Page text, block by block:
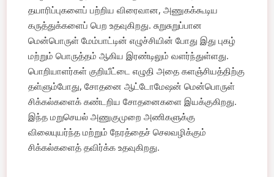
தயாரிப்புகளைப் பற்றிய விரைவான, அணுகக்கூடிய
கருத்துக்களைப் பெற உதவுகிறது. சுறுசுறுப்பான
மென்பொருள் மேம்பாட்டின் எழுச்சியின் போது இது புகழ்
மற்றும் பொருத்தம் ஆகிய இரண்டிலும் வளர்ந்துள்ளது.
பொறியாளர்கள் குறியீட்டை எழுதி அதை களஞ்சியத்திற்கு
தள்ளும்போது, ​​சோதனை ஆட்டோமேஷன் மென்பொருள்
சிக்கல்களைக் கண்டறிய சோதனைகளை இயக்குகிறது.
இந்த மறுசெயல் அணுகுமுறை அணிகளுக்கு
விலையுயர்ந்த மற்றும் நேரத்தைச் செலவழிக்கும்
சிக்கல்களைத் தவிர்க்க உதவுகிறது.